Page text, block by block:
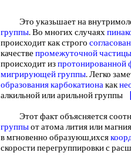
Это указьшает на
группы. Во многих случаях
происходит как строго
качестве промежуточной частицы
происходит из
мигрирующей группы. Легко
образования карбокатионакак
алкильной или арильной группы
Этот факт объясняется
группыот атома лития или
в мгновенно образуюш,ихся
скорости перегруппировки с